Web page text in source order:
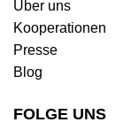
Über uns
Kooperationen
Presse
Blog
FOLGE UNS